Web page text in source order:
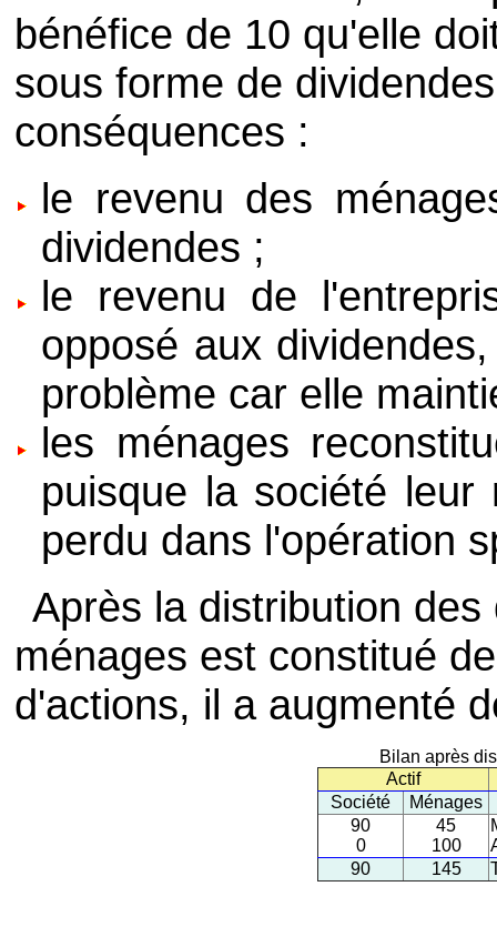
bénéfice de 10 qu'elle
sous forme de
conséquences :
le revenu des
dividendes ;
le revenu de
opposé aux
problème car elle
les ménages
puisque la société leur
perdu dans l'opération
Après la distribution
ménages est constitué
d'actions, il a augmenté
Bilan après
Actif
Société
Ménages
90
0
45
100
90
145